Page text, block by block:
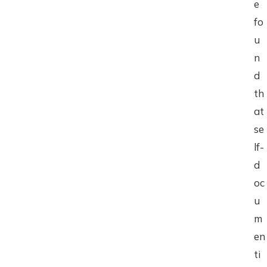
e
fo
u
n
d
th
at
se
lf-
d
oc
u
m
en
ti